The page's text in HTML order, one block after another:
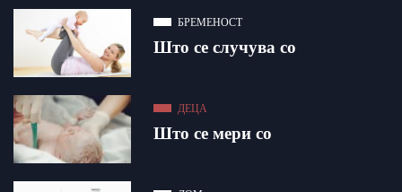
БРЕМЕНОСТ
Што се случува со
ДЕЦА
Што се мери со